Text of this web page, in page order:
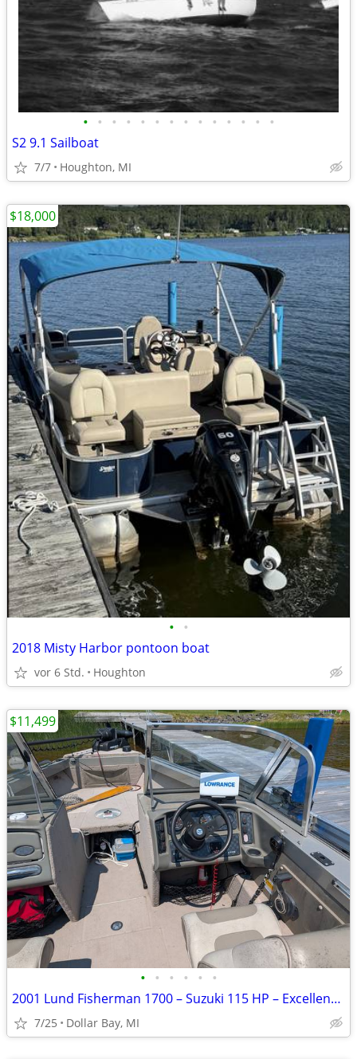
• • • • • • • • • • • • • •
S2 9.1 Sailboat
7/7 Houghton, MI
• •
2018 Misty Harbor pontoon boat
vor 6 Std. Houghton
$18,000
• • • • • •
2001 Lund Fisherman 1700 – Suzuki 115 HP – Excellent Running Condition
7/25 Dollar Bay, MI
$11,499